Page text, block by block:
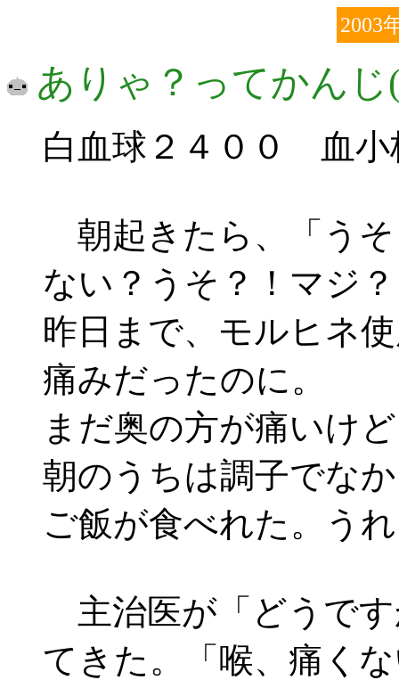
2003
ありゃ？ってかん
白血球２４００ 血
朝起きたら、「う
ない？うそ？！マジ？
昨日まで、モルヒネ
痛みだったのに。
まだ奥の方が痛いけ
朝のうちは調子でな
ご飯が食べれた。う
主治医が「どうで
てきた。「喉、痛く